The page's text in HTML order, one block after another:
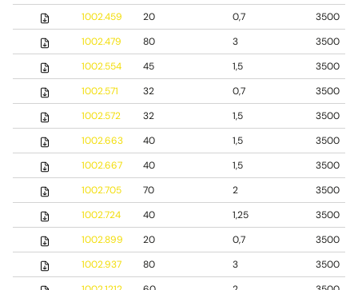
1002.459
20 0,7
3500
1002.479
80 3
3500
1002.554
45 1,5
3500
1002.571
32 0,7
3500
1002.572
32 1,5
3500
1002.663
40 1,5
3500
1002.667
40 1,5
3500
1002.705
70 2
3500
1002.724
40 1,25
3500
1002.899
20 0,7
3500
1002.937
80 3
3500